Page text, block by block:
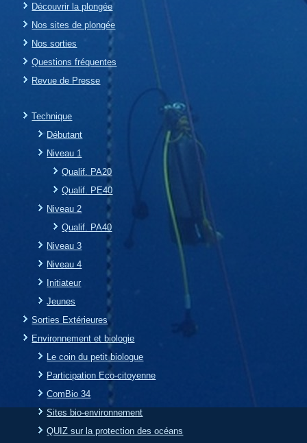
Découvrir la plongée
Nos sites de plongée
Nos sorties
Questions fréquentes
Revue de Presse
Technique
Débutant
Niveau 1
Qualif. PA20
Qualif. PE40
Niveau 2
Qualif. PA40
Niveau 3
Niveau 4
Initiateur
Jeunes
Sorties Extérieures
Environnement et biologie
Le coin du petit biologue
Participation Eco-citoyenne
ComBio 34
Sites bio-environnement
QUIZ sur la protection des océans